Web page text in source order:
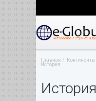
Главная Континенты
История
История